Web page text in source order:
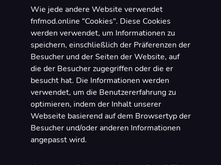
Wie jede andere Website verwendet
fnfmod.online "Cookies". Diese Cookies
werden verwendet, um Informationen zu
speichern, einschließlich der Präferenzen der
Besucher und der Seiten der Website, auf
die der Besucher zugegriffen oder die er
besucht hat. Die Informationen werden
verwendet, um die Benutzererfahrung zu
optimieren, indem der Inhalt unserer
Webseite basierend auf dem Browsertyp der
Besucher und/oder anderen Informationen
angepasst wird.